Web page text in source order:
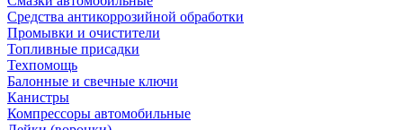
Средства антикоррозийной обработки
Промывки и очистители
Топливные присадки
Техпомощь
Балонные и свечные ключи
Канистры
Компрессоры автомобильные